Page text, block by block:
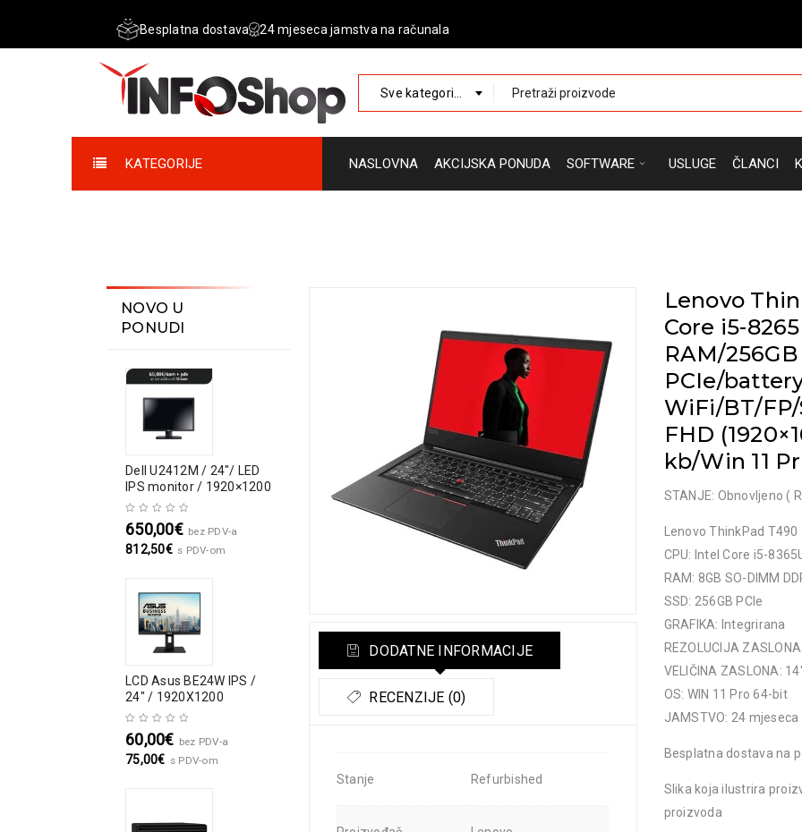
Besplatna dostava 24 mjeseca jamstva na računala
Sve kategorije
KATEGORIJE NASLOVNA AKCIJSKA PONUDA SOFTWARE USLUGE ČLANCI
NOVO U
PONUDI
Dell U2412M / 24″/ LED
IPS monitor / 1920×1200
650,00€ bez PDV-a
812,50€ s PDV-om
LCD Asus BE24W IPS /
24" / 1920X1200
60,00€ bez PDV-a
75,00€ s PDV-om
Lenovo
Core i5-
RAM/256GB
PCIe/
WiFi/BT/
FHD
kb/Win 11
STANJE: Obnovljeno (
Lenovo ThinkPad T490
CPU: Intel Core i5-
RAM: 8GB SO-DIMM
SSD: 256GB PCIe
GRAFIKA: Integrirana
REZOLUCIJA
VELIČINA ZASLONA:
OS: WIN 11 Pro 64-bit
JAMSTVO: 24 mjeseca
Besplatna dostava na
Slika koja ilustrira
proizvoda
DODATNE INFORMACIJE
RECENZIJE (0)
Stanje Refurbished